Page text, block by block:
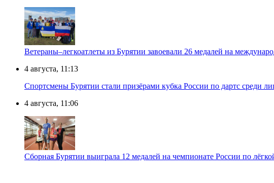
Ветераны–легкоатлеты из Бурятии завоевали 26 медалей на
4 августа, 11:13
Спортсмены Бурятии стали призёрами кубка России по дартс среди
4 августа, 11:06
Сборная Бурятии выиграла 12 медалей на чемпионате России по